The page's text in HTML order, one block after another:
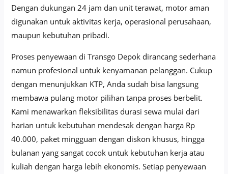
Dengan dukungan 24 jam dan unit terawat, motor aman
digunakan untuk aktivitas kerja, operasional perusahaan,
maupun kebutuhan pribadi.
Proses penyewaan di Transgo Depok dirancang sederhana
namun profesional untuk kenyamanan pelanggan. Cukup
dengan menunjukkan KTP, Anda sudah bisa langsung
membawa pulang motor pilihan tanpa proses berbelit.
Kami menawarkan fleksibilitas durasi sewa mulai dari
harian untuk kebutuhan mendesak dengan harga Rp
40.000, paket mingguan dengan diskon khusus, hingga
bulanan yang sangat cocok untuk kebutuhan kerja atau
kuliah dengan harga lebih ekonomis. Setiap penyewaan